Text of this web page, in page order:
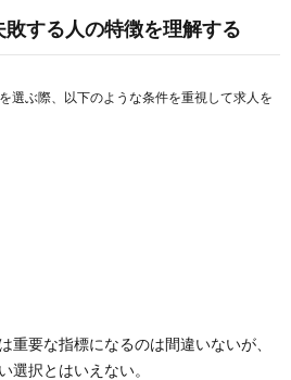
する人の特徴を理解する
選ぶ際、以下のような条件を重視して求人を
重要な指標になるのは間違いないが、
選択とはいえない。